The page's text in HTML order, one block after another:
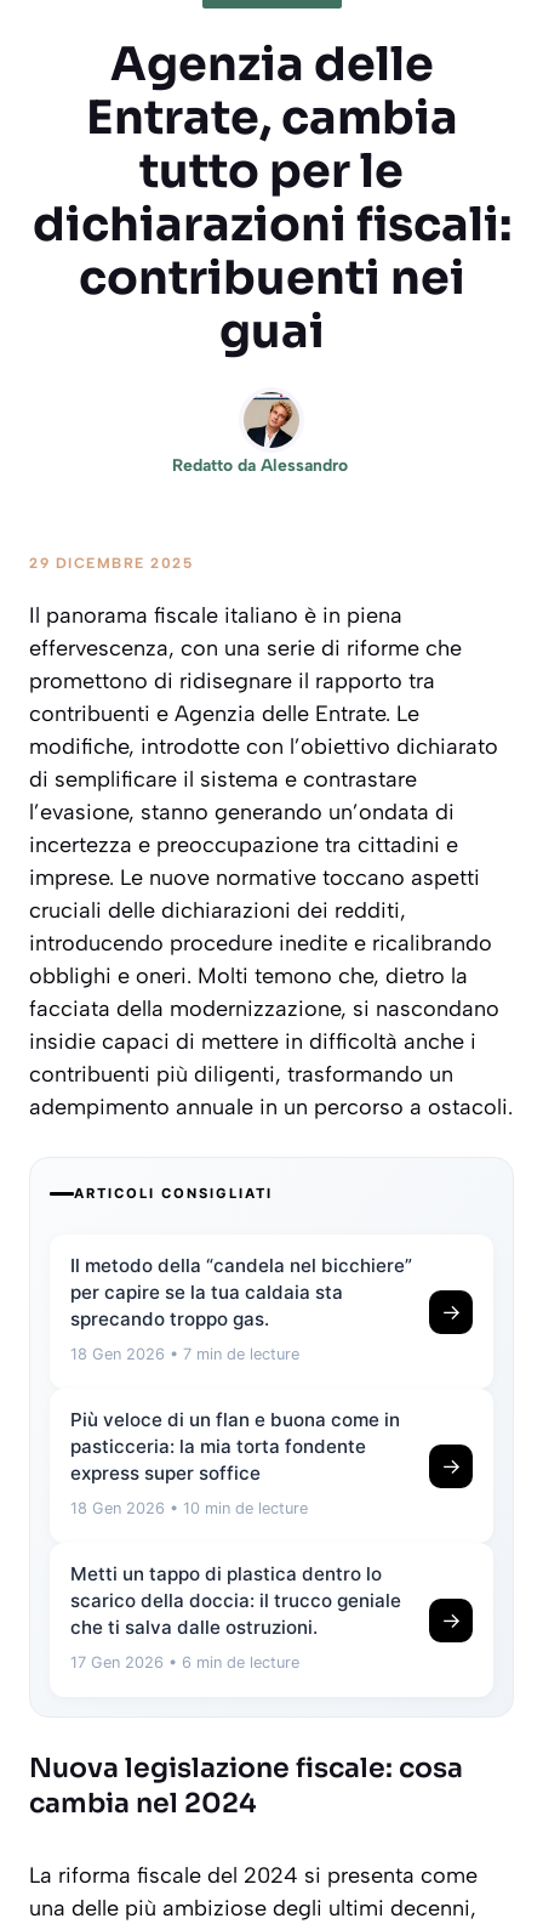
Agenzia delle
Entrate, cambia
tutto per le
dichiarazioni fiscali:
contribuenti nei
guai
Redatto da Alessandro
29 DICEMBRE 2025
Il panorama fiscale italiano è in piena
effervescenza, con una serie di riforme che
promettono di ridisegnare il rapporto tra
contribuenti e Agenzia delle Entrate. Le
modifiche, introdotte con l’obiettivo dichiarato
di semplificare il sistema e contrastare
l’evasione, stanno generando un’ondata di
incertezza e preoccupazione tra cittadini e
imprese. Le nuove normative toccano aspetti
cruciali delle dichiarazioni dei redditi,
introducendo procedure inedite e ricalibrando
obblighi e oneri. Molti temono che, dietro la
facciata della modernizzazione, si nascondano
insidie capaci di mettere in difficoltà anche i
contribuenti più diligenti, trasformando un
adempimento annuale in un percorso a ostacoli.
ARTICOLI CONSIGLIATI
Il metodo della “candela nel bicchiere”
per capire se la tua caldaia sta
sprecando troppo gas.
18 Gen 2026 • 7 min de lecture
→
Più veloce di un flan e buona come in
pasticceria: la mia torta fondente
express super soffice
18 Gen 2026 • 10 min de lecture
→
Metti un tappo di plastica dentro lo
scarico della doccia: il trucco geniale
che ti salva dalle ostruzioni.
17 Gen 2026 • 6 min de lecture
→
Nuova legislazione fiscale: cosa
cambia nel 2024
La riforma fiscale del 2024 si presenta come
una delle più ambiziose degli ultimi decenni,